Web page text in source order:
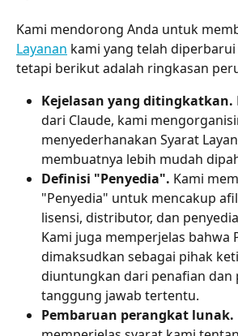
Kami mendorong Anda untuk
Layanan kami yang telah
tetapi berikut adalah ringkasan
Kejelasan yang ditingkatkan.
dari Claude, kami
menyederhanakan Syarat
membuatnya lebih mudah
Definisi "Penyedia". Kami
"Penyedia" untuk mencakup
lisensi, distributor, dan
Kami juga memperjelas bahwa
dimaksudkan sebagai pihak
diuntungkan dari penafian dan
tanggung jawab tertentu.
Pembaruan perangkat lunak.